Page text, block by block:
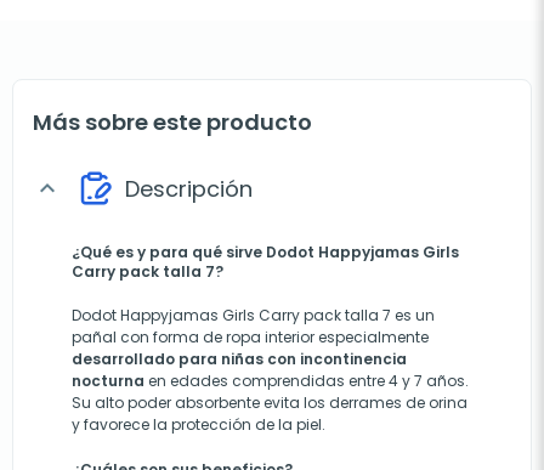
Más sobre este producto
expand_more Descripción
¿Qué es y para qué sirve Dodot Happyjamas Girls
Carry pack talla 7?
Dodot Happyjamas Girls Carry pack talla 7 es un
pañal con forma de ropa interior especialmente
desarrollado para niñas con incontinencia
nocturna en edades comprendidas entre 4 y 7 años.
Su alto poder absorbente evita los derrames de orina
y favorece la protección de la piel.